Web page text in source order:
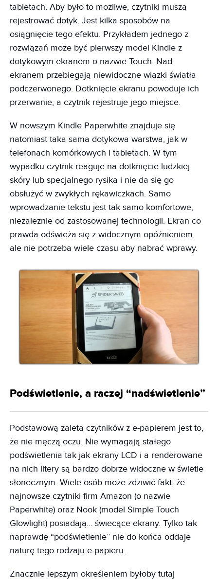
tabletach. Aby było to możliwe, czytniki muszą
rejestrować dotyk. Jest kilka sposobów na
osiągnięcie tego efektu. Przykładem jednego z
rozwiązań może być pierwszy model Kindle z
dotykowym ekranem o nazwie Touch. Nad
ekranem przebiegają niewidoczne wiązki światła
podczerwonego. Dotknięcie ekranu powoduje ich
przerwanie, a czytnik rejestruje jego miejsce.
W nowszym Kindle Paperwhite znajduje się
natomiast taka sama dotykowa warstwa, jak w
telefonach komórkowych i tabletach. W tym
wypadku czytnik reaguje na dotknięcie ludzkiej
skóry lub specjalnego rysika i nie da się go
obsłużyć w zwykłych rękawiczkach. Samo
wprowadzanie tekstu jest tak samo komfortowe,
niezależnie od zastosowanej technologii. Ekran co
prawda odświeża się z widocznym opóźnieniem,
ale nie potrzeba wiele czasu aby nabrać wprawy.
Podświetlenie, a raczej “nadświetlenie”
Podstawową zaletą czytników z e-papierem jest to,
że nie męczą oczu. Nie wymagają stałego
podświetlenia tak jak ekrany LCD i a renderowane
na nich litery są bardzo dobrze widoczne w świetle
słonecznym. Wiele osób może zdziwić fakt, że
najnowsze czytniki firm Amazon (o nazwie
Paperwhite) oraz Nook (model Simple Touch
Glowlight) posiadają... świecące ekrany. Tylko tak
naprawdę “podświetlenie” nie do końca oddaje
naturę tego rodzaju e-papieru.
Znacznie lepszym określeniem byłoby tutaj